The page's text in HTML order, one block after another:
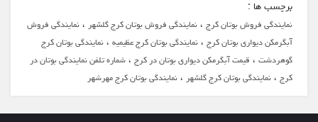
برچسب ها :
نمایندگی فروش بوتان کرج،نمایندگی فروش بوتان کرج گلشهر،نمایندگی فروش
آبگرمکن دیواری بوتان کرج،نمایندگی بوتان کرج عظیمیه،نمایندگی بوتان کرج
گوهردشت، قیمت آبگرمکن دیواری بوتان در کرج،شماره تلفن نمایندگی بوتان در
کرج،نمایندگی بوتان کرج گلشهر،نمایندگی بوتان کرج مهرشهر